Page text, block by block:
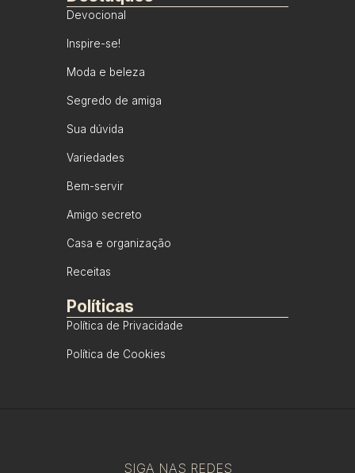
Devocional
Inspire-se!
Moda e beleza
Segredo de amiga
Sua dúvida
Variedades
Bem-servir
Amigo secreto
Casa e organização
Receitas
Políticas
Política de Privacidade
Política de Cookies
SIGA NAS REDES